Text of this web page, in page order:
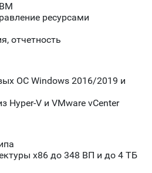
ресурсами
отчетность
OC Windows 2016/2019 и
Hyper-V и VMware vCenter
х86 до 348 ВП и до 4 ТБ